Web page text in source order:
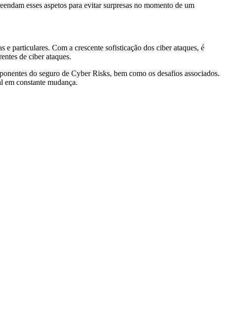
esses aspetos para evitar surpresas no momento de um
particulares. Com a crescente sofisticação dos ciber ataques, é
de ciber ataques.
do seguro de Cyber Risks, bem como os desafios associados.
em constante mudança.